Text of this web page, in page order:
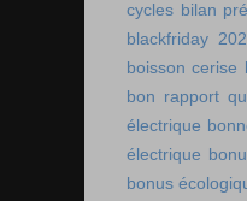
cycles bilan
blackfriday
boisson cerise
bon rapport
électrique
électrique
bonus